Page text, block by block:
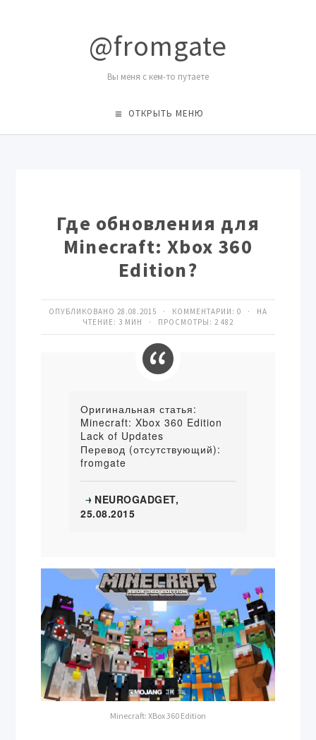
@fromgate
Вы меня с кем-то путаете
ОТКРЫТЬ МЕНЮ
Где обновления для
Minecraft: Xbox 360
Edition?
ОПУБЛИКОВАНО 28.08.2015 · КОММЕНТАРИИ: 0 · НА
ЧТЕНИЕ: 3 МИН · ПРОСМОТРЫ: 2 482
Оригинальная статья:
Minecraft: Xbox 360 Edition
Lack of Updates
Перевод (отсутствующий):
fromgate
→ NEUROGADGET,
25.08.2015
Minecraft: XBox 360 Edition